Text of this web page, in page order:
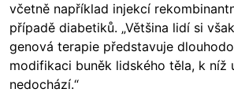
včetně například injekcí
případě diabetiků. „Většina lidí si
genová terapie představuje
modifikaci buněk lidského těla, k níž
nedochází.“